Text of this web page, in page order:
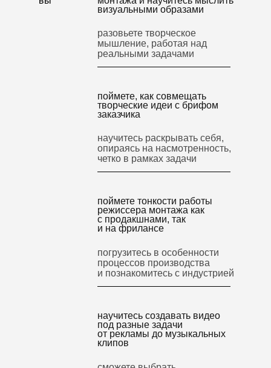
визуальными образами
разовьете творческое
мышление, работая над
реальными задачами
поймете, как совмещать
творческие идеи с брифом
заказчика
научитесь раскрывать себя,
опираясь на насмотренность,
четко в рамках задачи
поймете тонкости работы
режиссера монтажа как
с продакшнами, так
и на фрилансе
погрузитесь в особенности
процессов производства
и познакомитесь с индустрией
научитесь создавать видео
под разные задачи
от рекламы до музыкальных
клипов